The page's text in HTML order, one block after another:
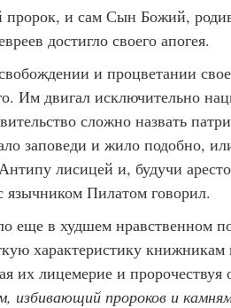
пророк, и сам Сын Божий,
достигло своего апогея.
и процветании
Им двигал исключительно
сложно назвать
заповеди и жило подобно,
лисицей и, будучи
язычником Пилатом говорил.
еще в худшем нравственном
характеристику
их лицемерие и пророчествуя
избивающий пророков и